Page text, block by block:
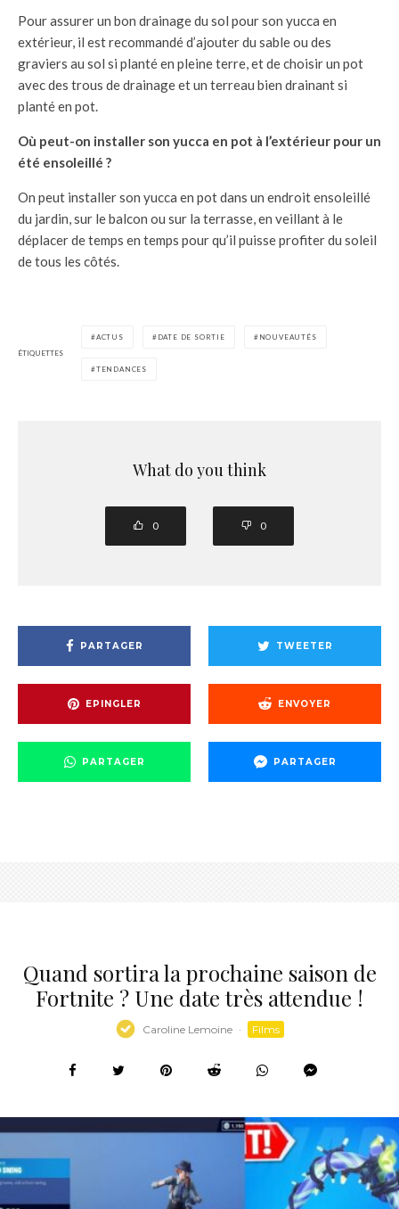
Pour assurer un bon drainage du sol pour son yucca en
extérieur, il est recommandé d’ajouter du sable ou des
graviers au sol si planté en pleine terre, et de choisir un pot
avec des trous de drainage et un terreau bien drainant si
planté en pot.
Où peut-on installer son yucca en pot à l’extérieur pour un
été ensoleillé ?
On peut installer son yucca en pot dans un endroit ensoleillé
du jardin, sur le balcon ou sur la terrasse, en veillant à le
déplacer de temps en temps pour qu’il puisse profiter du soleil
de tous les côtés.
ÉTIQUETTES
ACTUS DATE DE SORTIE NOUVEAUTÉS
TENDANCES
What do you think
0 0
PARTAGER TWEETER
EPINGLER ENVOYER
PARTAGER PARTAGER
Quand sortira la prochaine saison de
Fortnite ? Une date très attendue !
Caroline Lemoine · Films